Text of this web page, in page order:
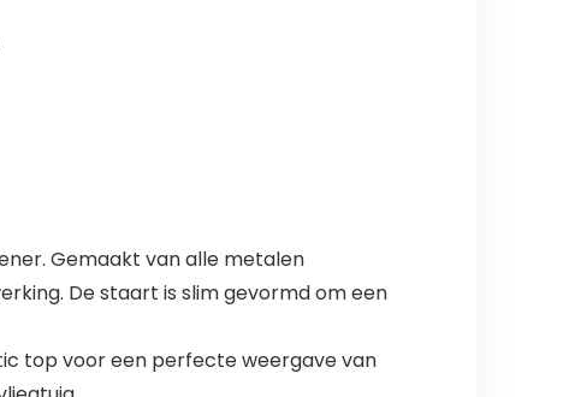
Gemaakt van alle metalen
De staart is slim gevormd om een
top voor een perfecte weergave van